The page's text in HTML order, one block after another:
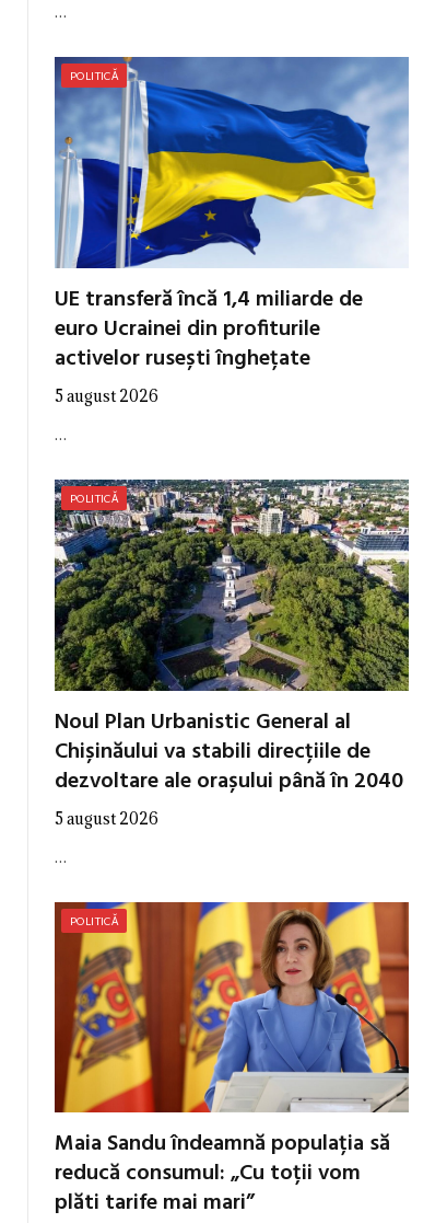
…
POLITICĂ
UE transferă încă 1,4 miliarde de
euro Ucrainei din profiturile
activelor rusești înghețate
5 august 2026
…
POLITICĂ
Noul Plan Urbanistic General al
Chișinăului va stabili direcțiile de
dezvoltare ale orașului până în 2040
5 august 2026
…
POLITICĂ
Maia Sandu îndeamnă populația să
reducă consumul: „Cu toții vom
plăti tarife mai mari”